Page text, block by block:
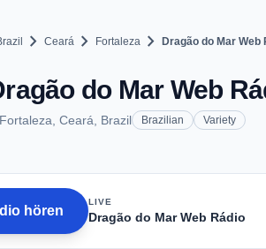
chevron_right Ceará chevron_right Fortaleza chevron_right Dragão do Mar Web
do Mar Web
Fortaleza, Ceará, Brazil Brazilian Variety
hören
LIVE
Dragão do Mar Web Rádio